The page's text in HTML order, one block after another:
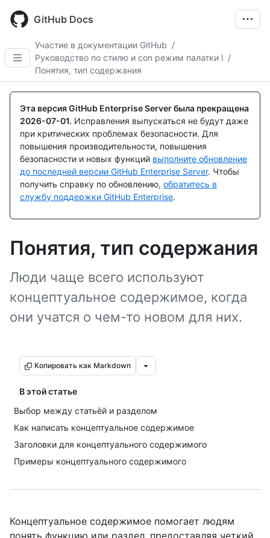
main
GitHub Docs
Участие в документации GitHub /
Руководство по стилю и con режим палатки l /
Понятия, тип содержания
Эта версия GitHub Enterprise Server была прекращена
2026-07-01. Исправления выпускаться не будут даже
при критических проблемах безопасности. Для
повышения производительности, повышения
безопасности и новых функций выполните обновление
до последней версии GitHub Enterprise Server. Чтобы
получить справку по обновлению, обратитесь в
службу поддержки GitHub Enterprise.
Понятия, тип содержания
Люди чаще всего используют
концептуальное содержимое, когда
они учатся о чем-то новом для них.
Копировать как Markdown
В этой статье
Выбор между статьёй и разделом
Как написать концептуальное содержимое
Заголовки для концептуального содержимого
Примеры концептуального содержимого
Концептуальное содержимое помогает людям
понять функцию или раздел, предоставляя четкий,